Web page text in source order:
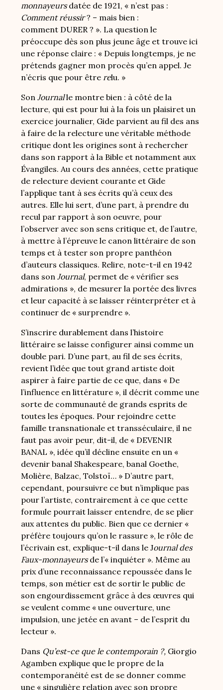
monnayeurs datée de 1921, « n’est pas :
Comment réussir? – mais bien :
comment DURER ? ». La question le
préoccupe dès son plus jeune âge et trouve ici
une réponse claire : « Depuis longtemps, je ne
prétends gagner mon procès qu’en appel. Je
n’écris que pour être relu. »
Son Journalle montre bien : à côté de la
lecture, qui est pour lui à la fois un plaisiret un
exercice journalier, Gide parvient au fil des ans
à faire de la relecture une véritable méthode
critique dont les origines sont à rechercher
dans son rapport à la Bible et notamment aux
Évangiles. Au cours des années, cette pratique
de relecture devient courante et Gide
l’applique tant à ses écrits qu’à ceux des
autres. Elle lui sert, d’une part, à prendre du
recul par rapport à son oeuvre, pour
l’observer avec son sens critique et, de l’autre,
à mettre à l’épreuve le canon littéraire de son
temps et à tester son propre panthéon
d’auteurs classiques. Relire, note-t-il en 1942
dans son Journal, permet de « vérifier ses
admirations », de mesurer la portée des livres
et leur capacité à se laisser réinterpréter et à
continuer de « surprendre ».
S’inscrire durablement dans l’histoire
littéraire se laisse configurer ainsi comme un
double pari. D’une part, au fil de ses écrits,
revient l’idée que tout grand artiste doit
aspirer à faire partie de ce que, dans « De
l’influence en littérature », il décrit comme une
sorte de communauté de grands esprits de
toutes les époques. Pour rejoindre cette
famille transnationale et transséculaire, il ne
faut pas avoir peur, dit-il, de « DEVENIR
BANAL », idée qu’il décline ensuite en un «
devenir banal Shakespeare, banal Goethe,
Molière, Balzac, Tolstoï… » D’autre part,
cependant, poursuivre ce but n’implique pas
pour l’artiste, contrairement à ce que cette
formule pourrait laisser entendre, de se plier
aux attentes du public. Bien que ce dernier «
préfère toujours qu’on le rassure », le rôle de
l’écrivain est, explique-t-il dans le Journal des
Faux-monnayeursde l’« inquiéter ». Même au
prix d’une reconnaissance repoussée dans le
temps, son métier est de sortir le public de
son engourdissement grâce à des œuvres qui
se veulent comme « une ouverture, une
impulsion, une jetée en avant – de l’esprit du
lecteur ».
Dans Qu’est-ce que le contemporain ?, Giorgio
Agamben explique que le propre de la
contemporanéité est de se donner comme
une « singulière relation avec son propre